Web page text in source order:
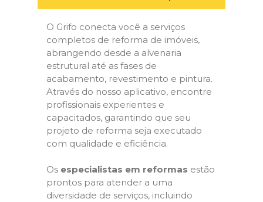
O Grifo conecta você a serviços
completos de reforma de imóveis,
abrangendo desde a alvenaria
estrutural até as fases de
acabamento, revestimento e pintura.
Através do nosso aplicativo, encontre
profissionais experientes e
capacitados, garantindo que seu
projeto de reforma seja executado
com qualidade e eficiência.
Os especialistas em reformas estão
prontos para atender a uma
diversidade de serviços, incluindo